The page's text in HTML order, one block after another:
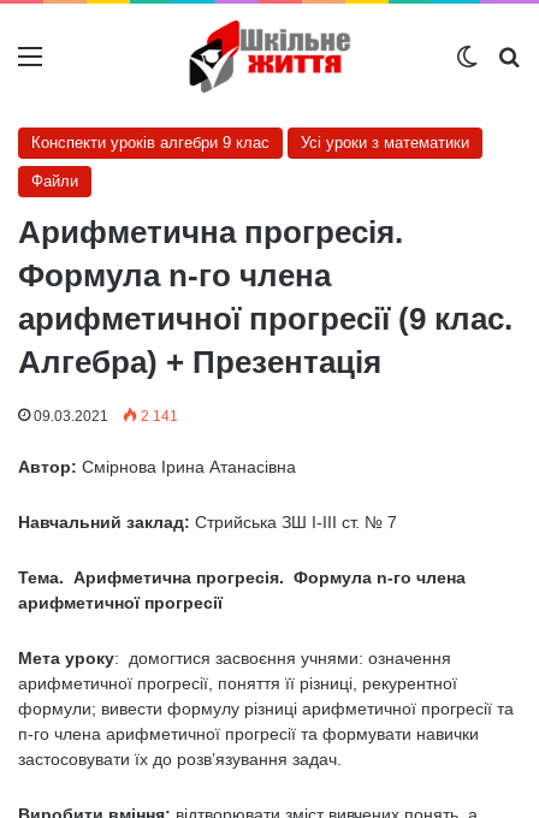
Меню
Конспекти уроків алгебри 9 клас Усі уроки з математики
Файли
Арифметична прогресія.
Формула n-го члена
арифметичної прогресії (9 клас.
Алгебра) + Презентація
09.03.2021 2 141
Автор: Смірнова Ірина Атанасівна
Навчальний заклад: Стрийська ЗШ I-III ст. № 7
Тема. Арифметична прогресія. Формула n-го члена
арифметичної прогресії
Мета уроку: домогтися засвоєння учнями: означення
арифметичної прогресії, поняття її різниці, рекурентної
формули; вивести формулу різниці арифметичної прогресії та
п-го члена арифметичної прогресії та формувати навички
застосовувати їх до розв’язування задач.